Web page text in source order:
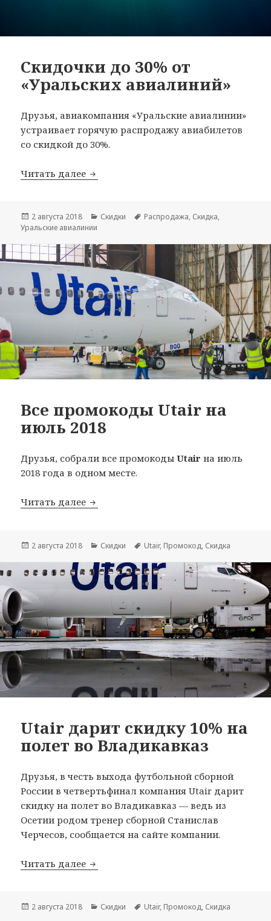
Скидочки до 30% от
«Уральских авиалиний»
Друзья, авиакомпания «Уральские авиалинии»
устраивает горячую распродажу авиабилетов
со скидкой до 30%.
Читать далее Скидочки до 30% от «Уральских
Опубликовано
2 августа 2018 Рубрики
Скидки Метки
Распродажа, Скидка,
Уральские авиалинии
Все промокоды Utair на
июль 2018
Друзья, собрали все промокодыUtair на июль
2018 года в одном месте.
Читать далее Все промокоды Utair на июль 2018
Опубликовано
2 августа 2018 Рубрики
Скидки Метки
Utair, Промокод, Скидка
Utair дарит скидку 10% на
полет во Владикавказ
Друзья, в честь выхода футбольной сборной
России в четвертьфинал компания Utair дарит
скидку на полет во Владикавказ — ведь из
Осетии родом тренер сборной Станислав
Черчесов, сообщается на сайте компании.
Читать далее Utair дарит скидку 10% на полет во
Опубликовано
2 августа 2018 Рубрики
Скидки Метки
Utair, Промокод, Скидка